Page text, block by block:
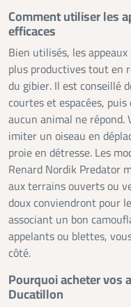
Comment utiliser les
efficaces
Bien utilisés, les
plus productives tout en
du gibier. Il est conseillé
courtes et espacées,
aucun animal ne
imiter un oiseau en
proie en détresse. Les
Renard Nordik Predator
aux terrains ouverts ou
doux conviendront pour
associant un bon
appelants ou blettes,
côté.
Pourquoi acheter vos
Ducatillon